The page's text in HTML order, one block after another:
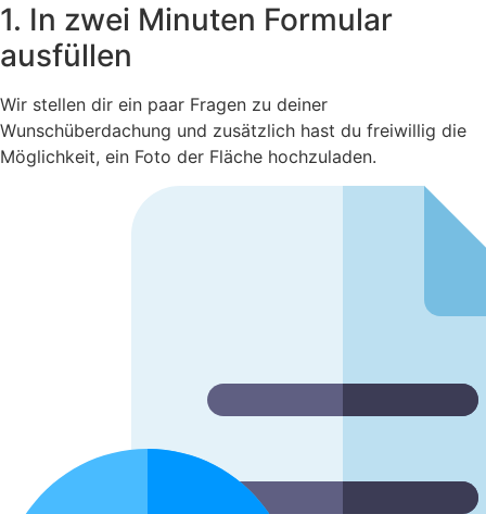
1. In zwei Minuten Formular
ausfüllen
Wir stellen dir ein paar Fragen zu deiner
Wunschüberdachung und zusätzlich hast du freiwillig die
Möglichkeit, ein Foto der Fläche hochzuladen.